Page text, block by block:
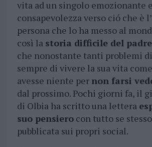
vita ad un singolo emozionante
consapevolezza verso ció che è
persona che lo ha messo al
così la storia difficile del
che nonostante tanti problemi
sempre di vivere la sua vita
avesse niente per non farsi
dal prossimo. Pochi giorni fa, il
di Olbia ha scritto una lettera
suo pensierocon tutto se stesso
pubblicata sui propri social.